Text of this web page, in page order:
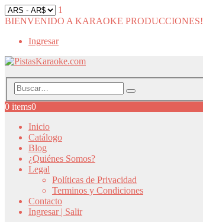
1
BIENVENIDO A KARAOKE PRODUCCIONES!
Ingresar
0 items0
Inicio
Catálogo
Blog
¿Quiénes Somos?
Legal
Políticas de Privacidad
Terminos y Condiciones
Contacto
Ingresar | Salir